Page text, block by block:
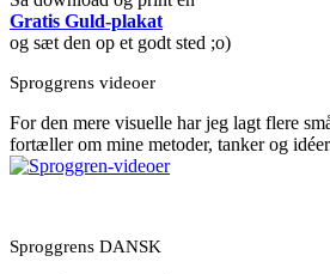
Gratis Guld-plakat
og sæt den op et godt sted ;o)
Sproggrens videoer
For den mere visuelle har jeg lagt flere
fortæller om mine metoder, tanker og
Sproggrens DANSK